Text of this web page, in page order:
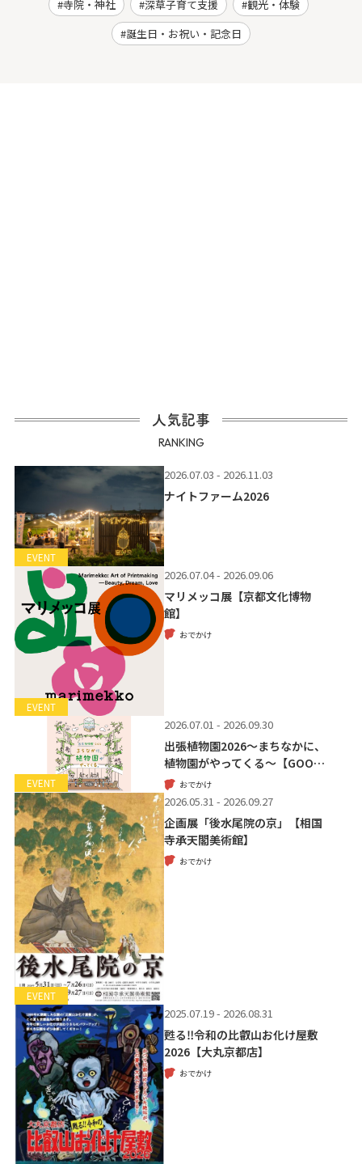
寺院・神社 深草子育て支援
観光・体験
誕生日・お祝い・記念日
人気記事
RANKING
EVENT
2026.07.03 - 2026.11.03
ナイトファーム2026
EVENT
2026.07.04 - 2026.09.06
マリメッコ展【京都文化博物
館】
おでかけ
EVENT
2026.07.01 - 2026.09.30
出張植物園2026～まちなかに、
植物園がやってくる～【GOO…
おでかけ
EVENT
2026.05.31 - 2026.09.27
企画展「後水尾院の京」【相国
寺承天閣美術館】
おでかけ
2025.07.19 - 2026.08.31
甦る‼令和の比叡山お化け屋敷
2026【大丸京都店】
おでかけ